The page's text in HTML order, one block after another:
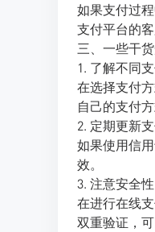
如果支付过
支付平台的客
三、一些干
1. 了解不同
在选择支付
自己的支付
2. 定期更新
如果使用信
效。
3. 注意安全性
在进行在线
双重验证，